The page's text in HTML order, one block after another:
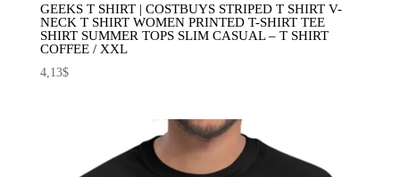
GEEKS T SHIRT | COSTBUYS STRIPED T SHIRT V-
NECK T SHIRT WOMEN PRINTED T-SHIRT TEE
SHIRT SUMMER TOPS SLIM CASUAL – T SHIRT
COFFEE / XXL
4,13$